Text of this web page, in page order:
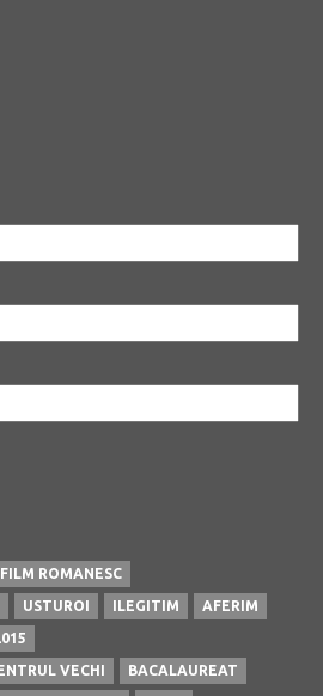
ROMANESC
USTUROI ILEGITIM AFERIM
VECHI BACALAUREAT